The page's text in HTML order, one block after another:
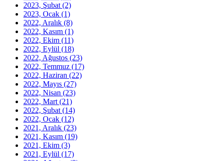
2023, Şubat (2)
2023, Ocak (1)
2022, Aralık (8)
2022, Kasım (1)
2022, Ekim (11)
2022, Eylül (18)
2022, Ağustos (23)
2022, Temmuz (17)
2022, Haziran (22)
2022, Mayıs (27)
2022, Nisan (23)
2022, Mart (21)
2022, Şubat (14)
2022, Ocak (12)
2021, Aralık (23)
2021, Kasım (19)
2021, Ekim (3)
2021, Eylül (17)